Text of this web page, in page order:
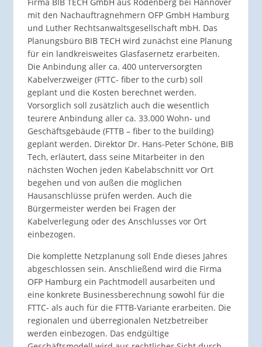
Firma BIB TECH GmbH aus Rodenberg bei Hannover
mit den Nachauftragnehmern OFP GmbH Hamburg
und Luther Rechtsanwaltsgesellschaft mbH. Das
Planungsbüro BIB TECH wird zunächst eine Planung
für ein landkreisweites Glasfasernetz erarbeiten.
Die Anbindung aller ca. 400 unterversorgten
Kabelverzweiger (FTTC- fiber to the curb) soll
geplant und die Kosten berechnet werden.
Vorsorglich soll zusätzlich auch die wesentlich
teurere Anbindung aller ca. 33.000 Wohn- und
Geschäftsgebäude (FTTB – fiber to the building)
geplant werden. Direktor Dr. Hans-Peter Schöne, BIB
Tech, erläutert, dass seine Mitarbeiter in den
nächsten Wochen jeden Kabelabschnitt vor Ort
begehen und von außen die möglichen
Hausanschlüsse prüfen werden. Auch die
Bürgermeister werden bei Fragen der
Kabelverlegung oder des Anschlusses vor Ort
einbezogen.
Die komplette Netzplanung soll Ende dieses Jahres
abgeschlossen sein. Anschließend wird die Firma
OFP Hamburg ein Pachtmodell ausarbeiten und
eine konkrete Businessberechnung sowohl für die
FTTC- als auch für die FTTB-Variante erarbeiten. Die
regionalen und überregionalen Netzbetreiber
werden einbezogen. Das endgültige